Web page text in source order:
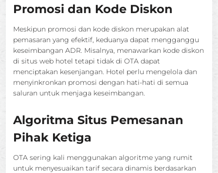
Promosi dan Kode Diskon
Meskipun promosi dan kode diskon merupakan alat
pemasaran yang efektif, keduanya dapat mengganggu
keseimbangan ADR. Misalnya, menawarkan kode diskon
di situs web hotel tetapi tidak di OTA dapat
menciptakan kesenjangan. Hotel perlu mengelola dan
menyinkronkan promosi dengan hati-hati di semua
saluran untuk menjaga keseimbangan.
Algoritma Situs Pemesanan
Pihak Ketiga
OTA sering kali menggunakan algoritme yang rumit
untuk menyesuaikan tarif secara dinamis berdasarkan